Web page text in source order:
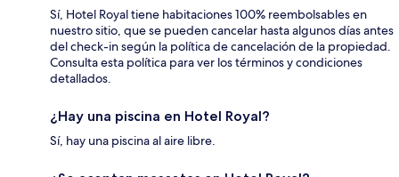
Sí, Hotel Royal tiene habitaciones 100% reembolsables en
nuestro sitio, que se pueden cancelar hasta algunos días antes
del check-in según la política de cancelación de la propiedad.
Consulta esta política para ver los términos y condiciones
detallados.
¿Hay una piscina en Hotel Royal?
Sí, hay una piscina al aire libre.